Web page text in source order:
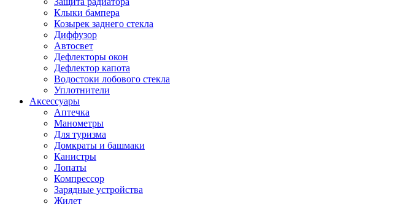
Клыки бампера
Козырек заднего стекла
Диффузор
Автосвет
Дефлекторы окон
Дефлектор капота
Водостоки лобового стекла
Уплотнители
Аксессуары
Аптечка
Манометры
Для туризма
Домкраты и башмаки
Канистры
Лопаты
Компрессор
Зарядные устройства
Жилет